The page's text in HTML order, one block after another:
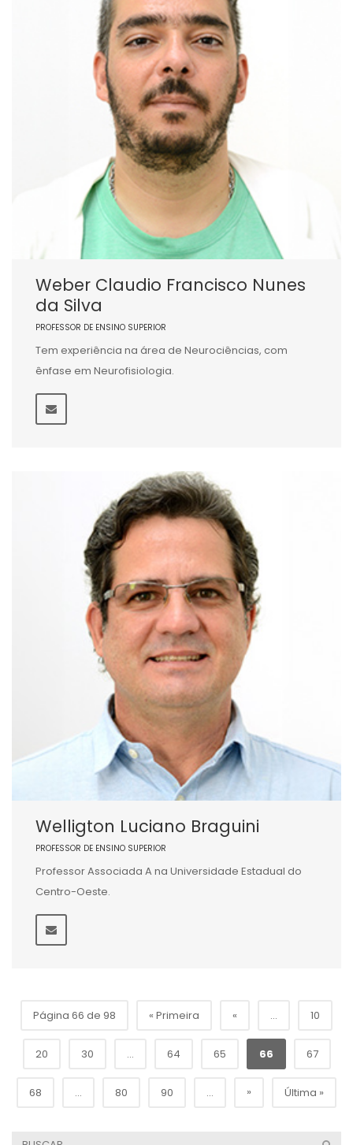
Weber Claudio Francisco Nunes
da Silva
PROFESSOR DE ENSINO SUPERIOR
Tem experiência na área de Neurociências, com
ênfase em Neurofisiologia.
Welligton Luciano Braguini
PROFESSOR DE ENSINO SUPERIOR
Professor Associada A na Universidade Estadual do
Centro-Oeste.
Página 66 de 98 « Primeira « ... 10
20 30 ... 64 65 66 67
68 ... 80 90 ... » Última »